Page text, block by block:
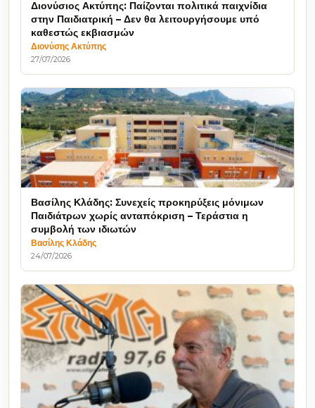
Διονύσιος Ακτύπης: Παίζονται πολιτικά παιχνίδια
στην Παιδιατρική – Δεν θα λειτουργήσουμε υπό
καθεστώς εκβιασμών
Διονύσης Ακτύπης
27/07/2026
Βασίλης Κλάδης: Συνεχείς προκηρύξεις μόνιμων
Παιδιάτρων χωρίς ανταπόκριση – Τεράστια η
συμβολή των ιδιωτών
Βασίλης Κλάδης
24/07/2026